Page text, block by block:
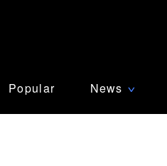
Popular News ∨